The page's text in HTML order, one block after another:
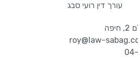
עורך דין רועי סבג